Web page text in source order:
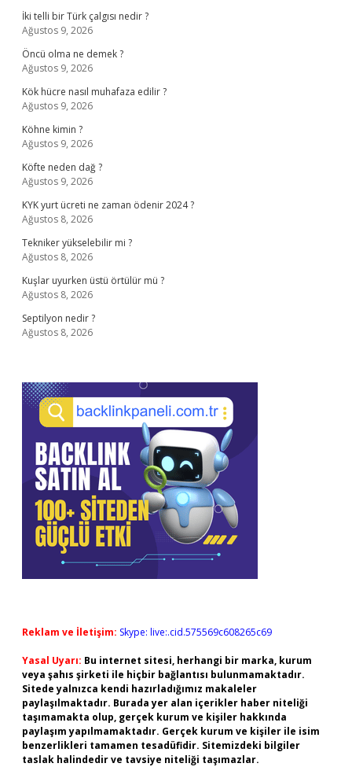
İki telli bir Türk çalgısı nedir ?
Ağustos 9, 2026
Öncü olma ne demek ?
Ağustos 9, 2026
Kök hücre nasıl muhafaza edilir ?
Ağustos 9, 2026
Köhne kimin ?
Ağustos 9, 2026
Köfte neden dağ ?
Ağustos 9, 2026
KYK yurt ücreti ne zaman ödenir 2024 ?
Ağustos 8, 2026
Tekniker yükselebilir mi ?
Ağustos 8, 2026
Kuşlar uyurken üstü örtülür mü ?
Ağustos 8, 2026
Septilyon nedir ?
Ağustos 8, 2026
Reklam ve İletişim: Skype: live:.cid.575569c608265c69
Yasal Uyarı: Bu internet sitesi, herhangi bir marka, kurum
veya şahıs şirketi ile hiçbir bağlantısı bulunmamaktadır.
Sitede yalnızca kendi hazırladığımız makaleler
paylaşılmaktadır. Burada yer alan içerikler haber niteliği
taşımamakta olup, gerçek kurum ve kişiler hakkında
paylaşım yapılmamaktadır. Gerçek kurum ve kişiler ile isim
benzerlikleri tamamen tesadüfidir. Sitemizdeki bilgiler
taslak halindedir ve tavsiye niteliği taşımazlar.